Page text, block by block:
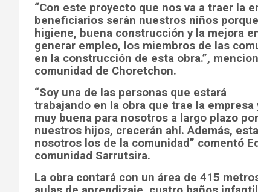
“Con este proyecto que nos va a traer la
beneficiarios serán nuestros niños
higiene, buena construcción y la mejora
generar empleo, los miembros de las
en la construcción de esta obra.”,
comunidad de Choretchon.
“Soy una de las personas que estará
trabajando en la obra que trae la
muy buena para nosotros a largo plazo
nuestros hijos, crecerán ahí. Además,
nosotros los de la comunidad” comentó
comunidad Sarrutsira.
La obra contará con un área de 415